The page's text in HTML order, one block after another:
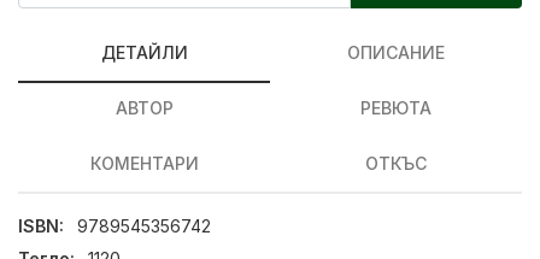
ДЕТАЙЛИ ОПИСАНИЕ
АВТОР РЕВЮТА
КОМЕНТАРИ ОТКЪС
ISBN:
9789545356742